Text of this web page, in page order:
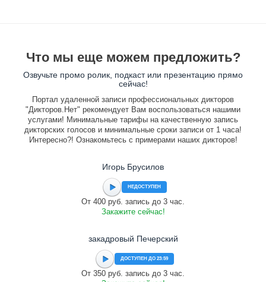
Что мы еще можем предложить?
Озвучьте промо ролик, подкаст или презентацию прямо
сейчас!
Портал удаленной записи профессиональных дикторов
"Дикторов.Нет" рекомендует Вам воспользоваться нашими
услугами! Минимальные тарифы на качественную запись
дикторских голосов и минимальные сроки записи от 1 часа!
Интересно?! Ознакомьтесь с примерами наших дикторов!
Игорь Брусилов
НЕДОСТУПЕН
От 400 руб. запись до 3 час.
Закажите сейчас!
закадровый Печерский
ДОСТУПЕН ДО 23:59
От 350 руб. запись до 3 час.